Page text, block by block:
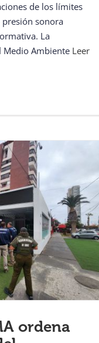
de los límites
sonora
La
Medio Ambiente Leer
ordena